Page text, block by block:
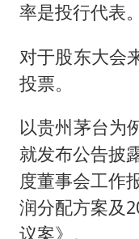
率是投行代表
对于股东大会
投票。
以贵州茅台为
就发布公告披
度董事会工作
润分配方案及
议案》。